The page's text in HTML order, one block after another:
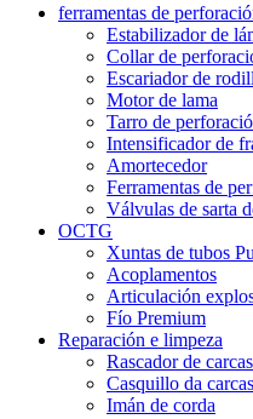
ferramentas de
Estabilizador de
Collar de
Escariador de
Motor de lama
Tarro de
Intensificador de
Amortecedor
Ferramentas de
Válvulas de sarta
OCTG
Xuntas de tubos
Acoplamentos
Articulación
Fío Premium
Reparación e limpeza
Rascador de
Casquillo da
Imán de corda